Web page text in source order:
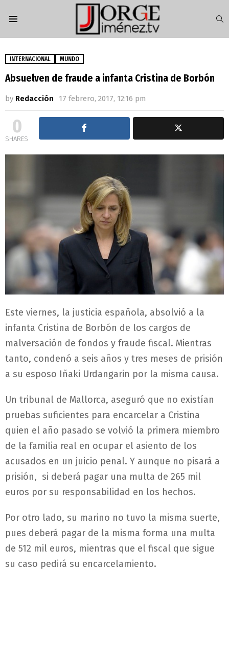
INTERNACIONAL MUNDO
Absuelven de fraude a infanta Cristina de Borbón
by Redacción 17 febrero, 2017, 12:16 pm
0
SHARES
Este viernes, la justicia española, absolvió a la
infanta Cristina de Borbón de los cargos de
malversación de fondos y fraude fiscal. Mientras
tanto, condenó a seis años y tres meses de prisión
a su esposo Iñaki Urdangarin por la misma causa.
Un tribunal de Mallorca, aseguró que no existían
pruebas suficientes para encarcelar a Cristina
quien el año pasado se volvió la primera miembro
de la familia real en ocupar el asiento de los
acusados en un juicio penal. Y aunque no pisará a
prisión, si deberá pagar una multa de 265 mil
euros por su responsabilidad en los hechos.
Por otro lado, su marino no tuvo la misma suerte,
pues deberá pagar de la misma forma una multa
de 512 mil euros, mientras que el fiscal que sigue
su caso pedirá su encarcelamiento.